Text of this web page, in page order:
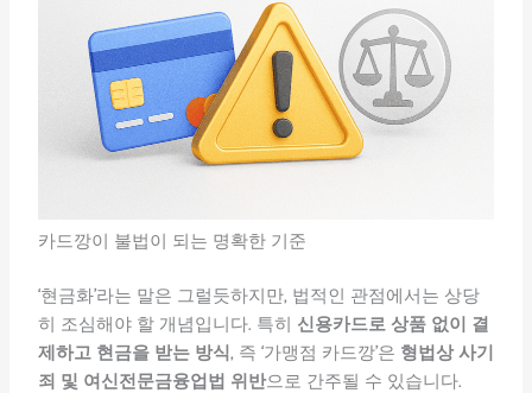
카드깡이 불법이 되는 명확한 기준
‘현금화’라는 말은 그럴듯하지만, 법적인 관점에서는 상당
히 조심해야 할 개념입니다. 특히 신용카드로 상품 없이 결
제하고 현금을 받는 방식, 즉 ‘가맹점 카드깡’은 형법상 사기
죄 및 여신전문금융업법 위반으로 간주될 수 있습니다.